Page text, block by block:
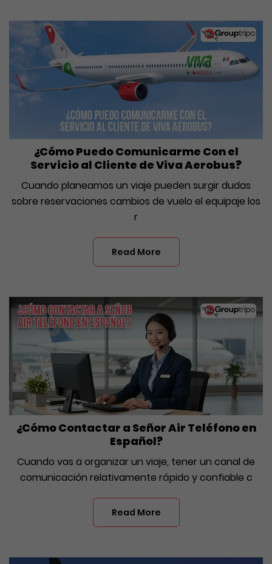
¿Cómo Puedo Comunicarme Con el
Servicio al Cliente de Viva Aerobus?
Cuando planeamos un viaje pueden surgir dudas
sobre reservaciones cambios de vuelo el equipaje los
r
Read More
¿Cómo Contactar a Señor Air Teléfono en
Español?
Cuando vas a organizar un viaje, tener un canal de
comunicación relativamente rápido y confiable c
Read More